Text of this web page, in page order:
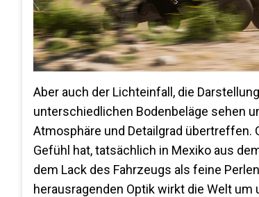
Aber auch der Lichteinfall, die
unterschiedlichen Bodenbeläge sehen
Atmosphäre und Detailgrad übertreffen.
Gefühl hat, tatsächlich in Mexiko aus
dem Lack des Fahrzeugs als feine
herausragenden Optik wirkt die Welt